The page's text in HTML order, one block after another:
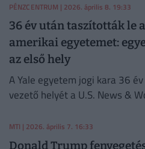
PÉNZCENTRUM | 2026. április 8. 19:33
36 év után taszították le
amerikai egyetemet:
az első hely
A Yale egyetem jogi kara 36
vezető helyét a U.S. News &
MTI | 2026. április 7. 16:33
Donald Trump